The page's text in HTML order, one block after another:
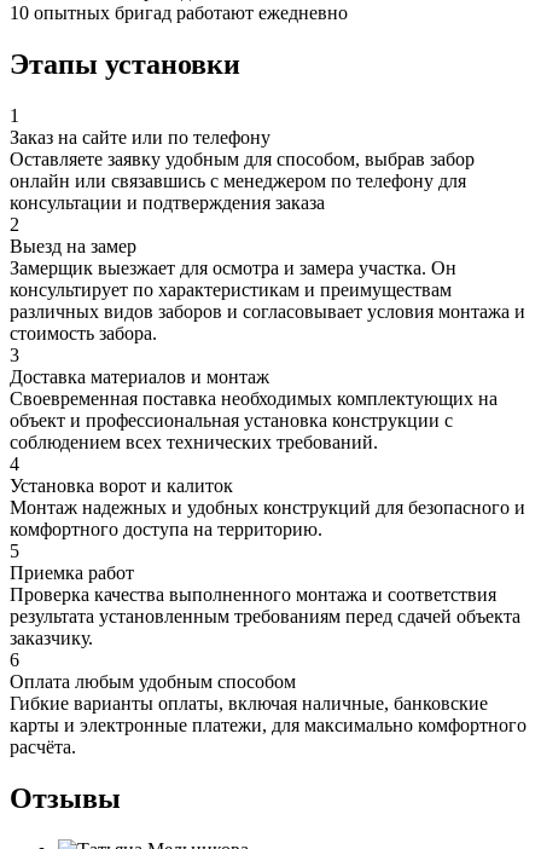
10 опытных бригад работают ежедневно
Этапы установки
1
Заказ на сайте или по телефону
Оставляете заявку удобным для способом, выбрав забор
онлайн или связавшись с менеджером по телефону для
консультации и подтверждения заказа
2
Выезд на замер
Замерщик выезжает для осмотра и замера участка. Он
консультирует по характеристикам и преимуществам
различных видов заборов и согласовывает условия монтажа и
стоимость забора.
3
Доставка материалов и монтаж
Своевременная поставка необходимых комплектующих на
объект и профессиональная установка конструкции с
соблюдением всех технических требований.
4
Установка ворот и калиток
Монтаж надежных и удобных конструкций для безопасного и
комфортного доступа на территорию.
5
Приемка работ
Проверка качества выполненного монтажа и соответствия
результата установленным требованиям перед сдачей объекта
заказчику.
6
Оплата любым удобным способом
Гибкие варианты оплаты, включая наличные, банковские
карты и электронные платежи, для максимально комфортного
расчёта.
Отзывы